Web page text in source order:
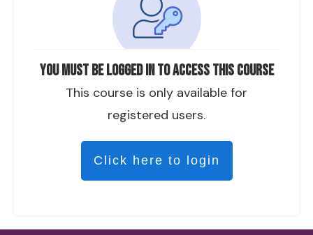
You must be logged in to access this course
This course is only available for
registered users.
Click here to login